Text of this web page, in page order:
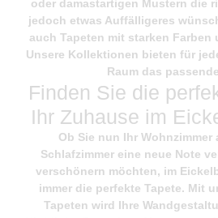
oder damastartigen Mustern die
jedoch etwas Auffälligeres
auch Tapeten mit starken Farben
Unsere Kollektionen bieten für
Raum das
Finden Sie die
Ihr Zuhause im
Ob Sie nun Ihr Wohnzimmer
Schlafzimmer eine neue Note
verschönern möchten, im
immer die perfekte Tapete. Mit
Tapeten wird Ihre